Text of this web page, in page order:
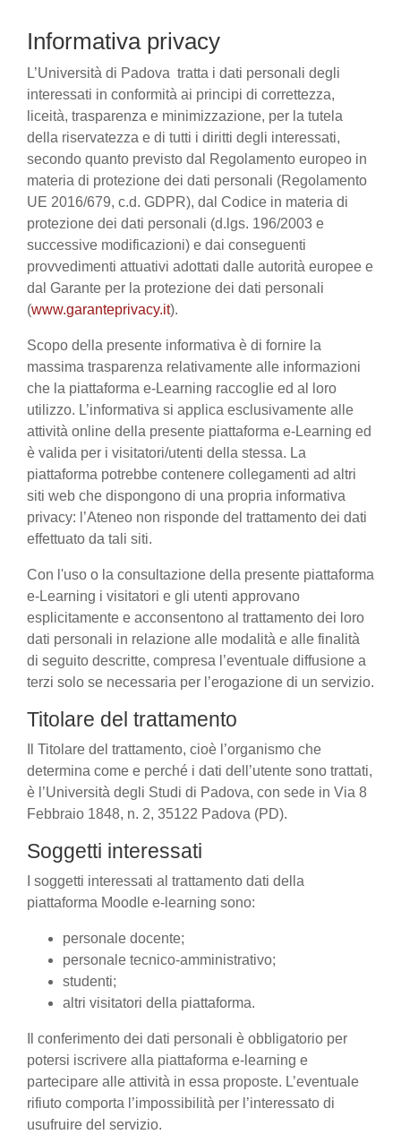
Informativa privacy
L’Università di Padova tratta i dati personali degli
interessati in conformità ai principi di correttezza,
liceità, trasparenza e minimizzazione, per la tutela
della riservatezza e di tutti i diritti degli interessati,
secondo quanto previsto dal Regolamento europeo in
materia di protezione dei dati personali (Regolamento
UE 2016/679, c.d. GDPR), dal Codice in materia di
protezione dei dati personali (d.lgs. 196/2003 e
successive modificazioni) e dai conseguenti
provvedimenti attuativi adottati dalle autorità europee e
dal Garante per la protezione dei dati personali
(www.garanteprivacy.it).
Scopo della presente informativa è di fornire la
massima trasparenza relativamente alle informazioni
che la piattaforma e-Learning raccoglie ed al loro
utilizzo. L’informativa si applica esclusivamente alle
attività online della presente piattaforma e-Learning ed
è valida per i visitatori/utenti della stessa. La
piattaforma potrebbe contenere collegamenti ad altri
siti web che dispongono di una propria informativa
privacy: l’Ateneo non risponde del trattamento dei dati
effettuato da tali siti.
Con l'uso o la consultazione della presente piattaforma
e-Learning i visitatori e gli utenti approvano
esplicitamente e acconsentono al trattamento dei loro
dati personali in relazione alle modalità e alle finalità
di seguito descritte, compresa l’eventuale diffusione a
terzi solo se necessaria per l’erogazione di un servizio.
Titolare del trattamento
Il Titolare del trattamento, cioè l’organismo che
determina come e perché i dati dell’utente sono trattati,
è l’Università degli Studi di Padova, con sede in Via 8
Febbraio 1848, n. 2, 35122 Padova (PD).
Soggetti interessati
I soggetti interessati al trattamento dati della
piattaforma Moodle e-learning sono:
personale docente;
personale tecnico-amministrativo;
studenti;
altri visitatori della piattaforma.
Il conferimento dei dati personali è obbligatorio per
potersi iscrivere alla piattaforma e-learning e
partecipare alle attività in essa proposte. L’eventuale
rifiuto comporta l’impossibilità per l’interessato di
usufruire del servizio.